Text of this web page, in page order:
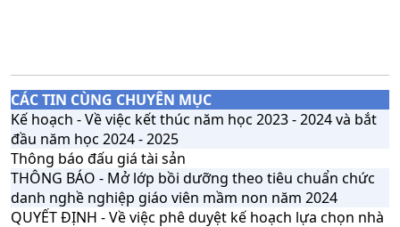
CÁC TIN CÙNG CHUYÊN MỤC
Kế hoạch - Về việc kết thúc năm học 2023 - 2024 và bắt
đầu năm học 2024 - 2025
Thông báo đấu giá tài sản
THÔNG BÁO - Mở lớp bồi dưỡng theo tiêu chuẩn chức
danh nghề nghiệp giáo viên mầm non năm 2024
QUYẾT ĐỊNH - Về việc phê duyệt kế hoạch lựa chọn nhà